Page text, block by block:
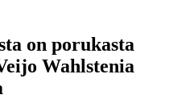
on porukasta
Wahlstenia